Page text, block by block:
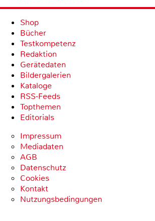
Shop
Bücher
Testkompetenz
Redaktion
Gerätedaten
Bildergalerien
Kataloge
RSS-Feeds
Topthemen
Editorials
Impressum
Mediadaten
AGB
Datenschutz
Cookies
Kontakt
Nutzungsbedingungen